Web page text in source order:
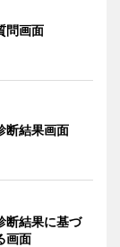
問画面
断結果画面
断結果に基づ
画面